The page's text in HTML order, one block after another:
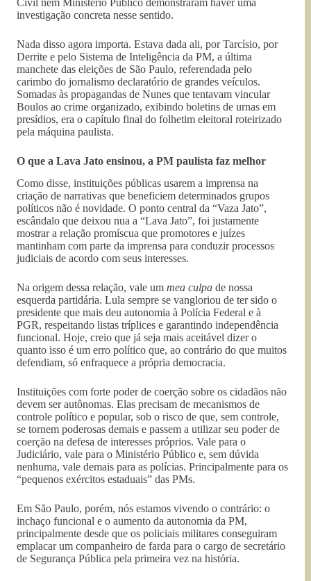
investigação concreta nesse sentido.
Nada disso agora importa. Estava dada ali, por Tarcísio, por
Derrite e pelo Sistema de Inteligência da PM, a última
manchete das eleições de São Paulo, referendada pelo
carimbo do jornalismo declaratório de grandes veículos.
Somadas às propagandas de Nunes que tentavam vincular
Boulos ao crime organizado, exibindo boletins de urnas em
presídios, era o capítulo final do folhetim eleitoral roteirizado
pela máquina paulista.
O que a Lava Jato ensinou, a PM paulista faz melhor
Como disse, instituições públicas usarem a imprensa na
criação de narrativas que beneficiem determinados grupos
políticos não é novidade. O ponto central da “Vaza Jato”,
escândalo que deixou nua a “Lava Jato”, foi justamente
mostrar a relação promíscua que promotores e juízes
mantinham com parte da imprensa para conduzir processos
judiciais de acordo com seus interesses.
Na origem dessa relação, vale um mea culpa de nossa
esquerda partidária. Lula sempre se vangloriou de ter sido o
presidente que mais deu autonomia à Polícia Federal e à
PGR, respeitando listas tríplices e garantindo independência
funcional. Hoje, creio que já seja mais aceitável dizer o
quanto isso é um erro político que, ao contrário do que muitos
defendiam, só enfraquece a própria democracia.
Instituições com forte poder de coerção sobre os cidadãos não
devem ser autônomas. Elas precisam de mecanismos de
controle político e popular, sob o risco de que, sem controle,
se tornem poderosas demais e passem a utilizar seu poder de
coerção na defesa de interesses próprios. Vale para o
Judiciário, vale para o Ministério Público e, sem dúvida
nenhuma, vale demais para as polícias. Principalmente para os
“pequenos exércitos estaduais” das PMs.
Em São Paulo, porém, nós estamos vivendo o contrário: o
inchaço funcional e o aumento da autonomia da PM,
principalmente desde que os policiais militares conseguiram
emplacar um companheiro de farda para o cargo de secretário
de Segurança Pública pela primeira vez na história.